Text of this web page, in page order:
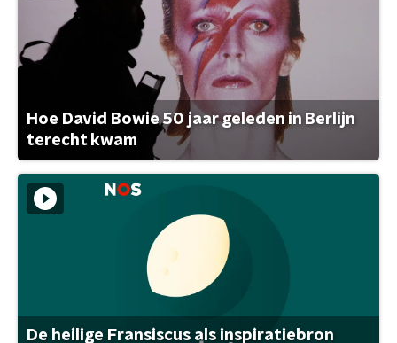
Hoe David Bowie 50 jaar geleden in Berlijn
terecht kwam
De heilige Fransiscus als inspiratiebron